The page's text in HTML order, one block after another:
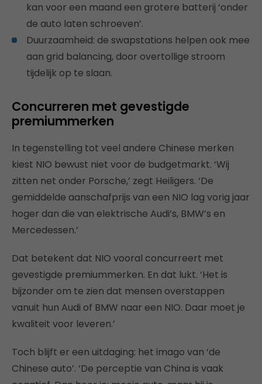
kan voor een maand een grotere batterij ‘onder
de auto laten schroeven’.
Duurzaamheid: de swapstations helpen ook mee
aan grid balancing, door overtollige stroom
tijdelijk op te slaan.
Concurreren met gevestigde
premiummerken
In tegenstelling tot veel andere Chinese merken
kiest NIO bewust niet voor de budgetmarkt. ‘Wij
zitten net onder Porsche,’ zegt Heiligers. ‘De
gemiddelde aanschafprijs van een NIO lag vorig jaar
hoger dan die van elektrische Audi’s, BMW’s en
Mercedessen.’
Dat betekent dat NIO vooral concurreert met
gevestigde premiummerken. En dat lukt. ‘Het is
bijzonder om te zien dat mensen overstappen
vanuit hun Audi of BMW naar een NIO. Daar moet je
kwaliteit voor leveren.’
Toch blijft er een uitdaging: het imago van ‘de
Chinese auto’. ‘De perceptie van China is vaak